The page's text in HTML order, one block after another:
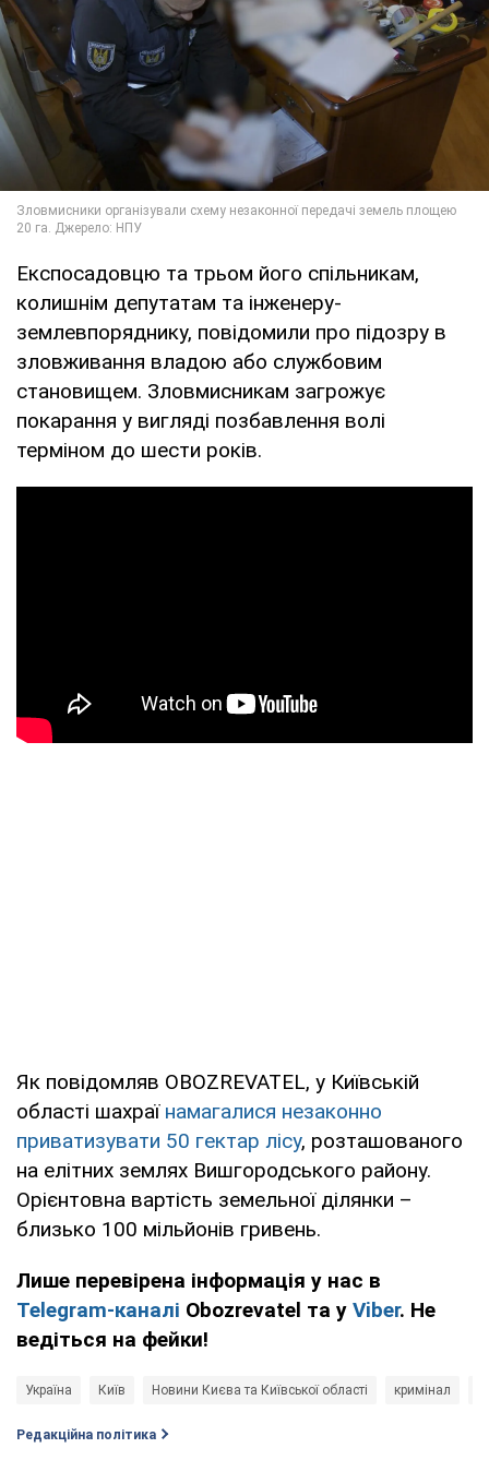
Експосадовцю та трьом його спільникам,
колишнім депутатам та інженеру-
землевпоряднику, повідомили про підозру в
зловживання владою або службовим
становищем. Зловмисникам загрожує
покарання у вигляді позбавлення волі
терміном до шести років.
Як повідомляв OBOZREVATEL, у Київській
області шахраї намагалися незаконно
приватизувати 50 гектар лісу, розташованого
на елітних землях Вишгородського району.
Орієнтовна вартість земельної ділянки –
близько 100 мільйонів гривень.
Лише перевірена інформація у нас в
Telegram-каналі Obozrevatel та у Viber. Не
ведіться на фейки!
Україна Київ Новини Києва та Київської області кримінал
Редакційна політика